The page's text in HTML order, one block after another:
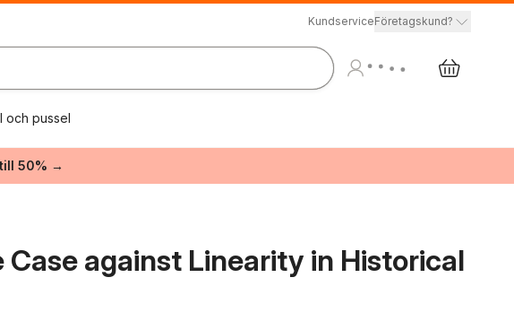
KundserviceFöretagskund?
och pussel
50% →
against Linearity in Historical